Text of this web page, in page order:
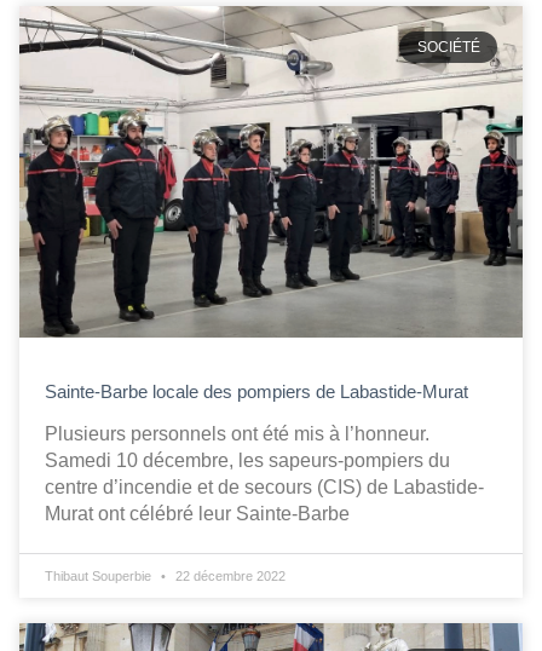
SOCIÉTÉ
Sainte-Barbe locale des pompiers de Labastide-Murat
Plusieurs personnels ont été mis à l’honneur.
Samedi 10 décembre, les sapeurs-pompiers du
centre d’incendie et de secours (CIS) de Labastide-
Murat ont célébré leur Sainte-Barbe
Thibaut Souperbie 22 décembre 2022